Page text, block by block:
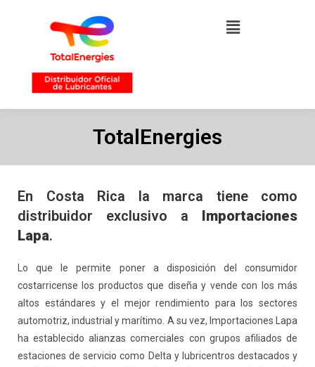
TotalEnergies
En Costa Rica la marca tiene como
distribuidor exclusivo a Importaciones
Lapa.
Lo que le permite poner a disposición del consumidor
costarricense los productos que diseña y vende con los más
altos estándares y el mejor rendimiento para los sectores
automotriz, industrial y marítimo. A su vez, Importaciones Lapa
ha establecido alianzas comerciales con grupos afiliados de
estaciones de servicio como Delta y lubricentros destacados y